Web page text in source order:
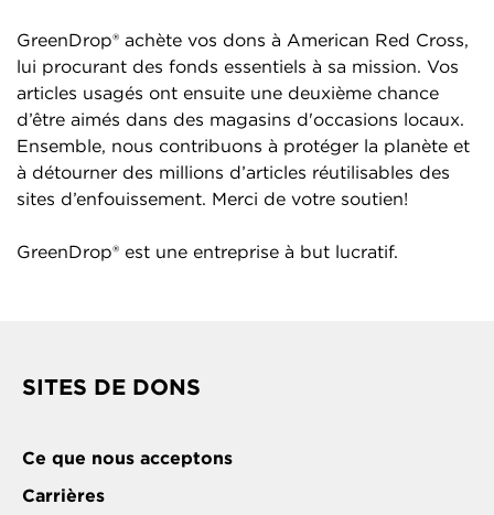
GreenDrop® achète vos dons à American Red Cross,
lui procurant des fonds essentiels à sa mission. Vos
articles usagés ont ensuite une deuxième chance
d’être aimés dans des magasins d'occasions locaux.
Ensemble, nous contribuons à protéger la planète et
à détourner des millions d’articles réutilisables des
sites d’enfouissement. Merci de votre soutien!
GreenDrop® est une entreprise à but lucratif.
SITES DE DONS
Ce que nous acceptons
Carrières